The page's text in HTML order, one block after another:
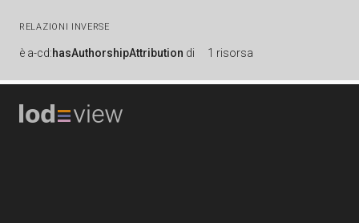
RELAZIONI INVERSE
è a-cd:hasAuthorshipAttribution di 1 risorsa